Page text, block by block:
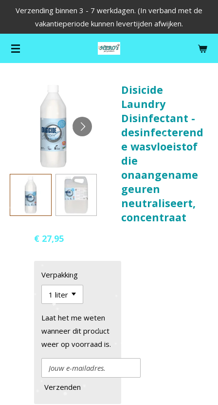
de
hoofdinhoud
Verzending binnen 3 - 7 werkdagen. (In verband met de
vakantieperiode kunnen levertijden afwijken.
Disicide
Laundry
Disinfectant -
desinfecterend
e wasvloeistof
die
onaangename
geuren
neutraliseert,
concentraat
€ 27,95
Verpakking
Laat het me weten
wanneer dit product
weer op voorraad is.
Verzenden